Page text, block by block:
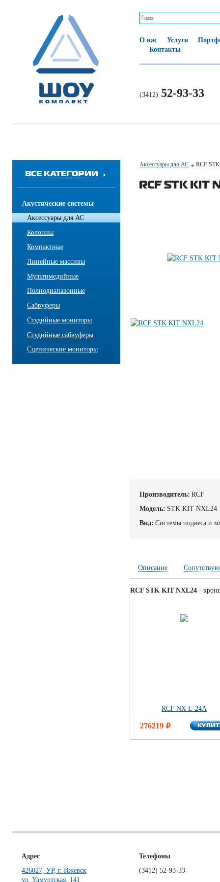
О нас Услуги
Контакты
(3412) 52-93-33
ВСЕ КАТЕГОРИИ
Акустические системы
Аксессуары для АС
Колонны
Компактные
Линейные массивы
Мультимедийные
Полнодиапазонные
Сабвуферы
Студийные мониторы
Студийные сабвуферы
Сценические мониторы
Аксессуары для АС RCF
RCF STK KIT
Производитель: RCF
Модель: STK KIT NXL24
Вид: Системы подвеса и
Описание
RCF STK KIT NXL24 -
RCF NX L-24A
276219 i
Адрес
426027, УР, г. Ижевск
ул. Удмуртская, 141
Телефоны
(3412) 52-93-33